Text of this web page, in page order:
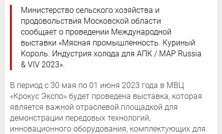
Министерство сельского хозяйства и
продовольствия Московской области
сообщает о проведении Международной
выставки «Мясная промышленность. Куриный
Король. Индустрия холода для АПК / MAP Russia
& VIV 2023».
В период с 30 мая по 01 июня 2023 года в МВЦ
«Крокус Экспо» будет проведена выставка, которая
является важной отраслевой площадкой для
демонстрации передовых технологий,
инновационного оборудования, комплектующих для